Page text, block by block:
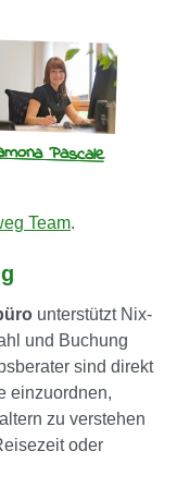
Pascale
Team.
unterstützt Nix-
und Buchung
sind direkt
einzuordnen,
zu verstehen
oder